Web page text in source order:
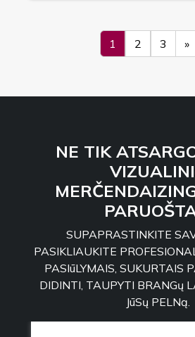
1 2 3 »
NE TIK
SUPAPRASTINKITE
PASIKLIAUKITE
PASIūLYMAIS, SUKURTAIS
DIDINTI, TAUPYTI BRANGų
JūSų PELNą.